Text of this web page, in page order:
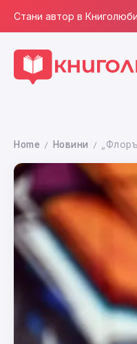
Стани автор в
Home / Новини /